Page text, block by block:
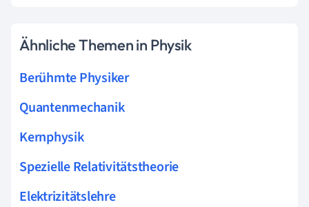
Ähnliche Themen in Physik
Berühmte Physiker
Quantenmechanik
Kernphysik
Spezielle Relativitätstheorie
Elektrizitätslehre